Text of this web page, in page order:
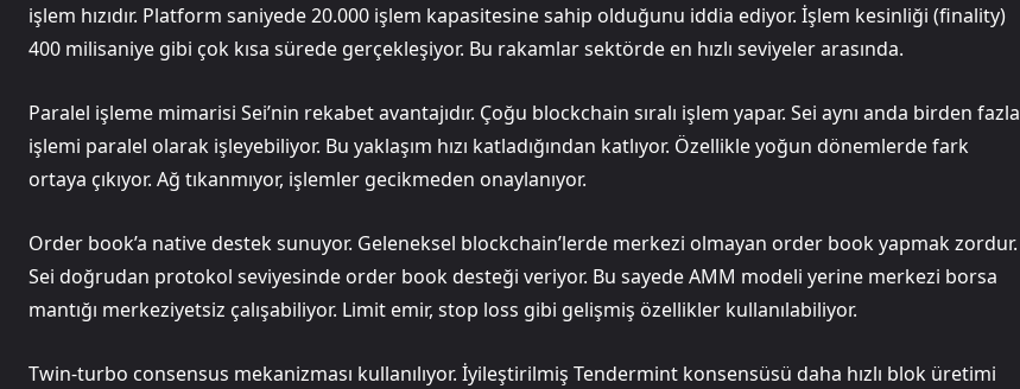
işlem hızıdır. Platform saniyede 20.000 işlem kapasitesine sahip olduğunu iddia ediyor. İşlem kesinliği (finality)
400 milisaniye gibi çok kısa sürede gerçekleşiyor. Bu rakamlar sektörde en hızlı seviyeler arasında.
Paralel işleme mimarisi Sei’nin rekabet avantajıdır. Çoğu blockchain sıralı işlem yapar. Sei aynı anda birden fazla
işlemi paralel olarak işleyebiliyor. Bu yaklaşım hızı katladığından katlıyor. Özellikle yoğun dönemlerde fark
ortaya çıkıyor. Ağ tıkanmıyor, işlemler gecikmeden onaylanıyor.
Order book’a native destek sunuyor. Geleneksel blockchain’lerde merkezi olmayan order book yapmak zordur.
Sei doğrudan protokol seviyesinde order book desteği veriyor. Bu sayede AMM modeli yerine merkezi borsa
mantığı merkeziyetsiz çalışabiliyor. Limit emir, stop loss gibi gelişmiş özellikler kullanılabiliyor.
Twin-turbo consensus mekanizması kullanılıyor. İyileştirilmiş Tendermint konsensüsü daha hızlı blok üretimi